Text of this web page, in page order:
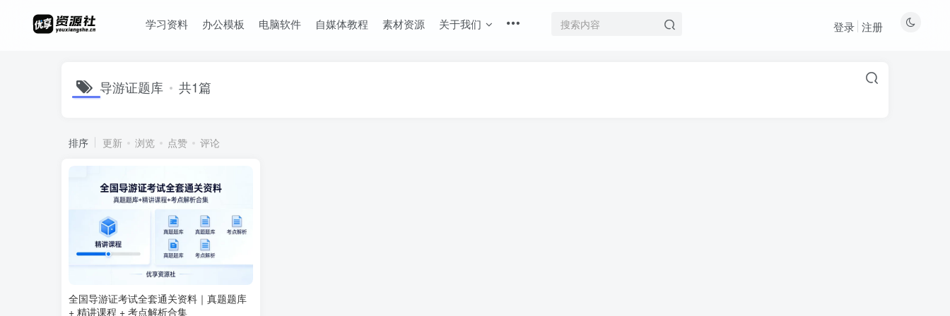
学习资料 办公模板 电脑软件 自媒体教程 素材资源 关于我们 登录 注册
导游证题库 共1篇
排序 更新 浏览 点赞 评论
全国导游证考试全套通关资料｜真题题库
+ 精讲课程 + 考点解析合集